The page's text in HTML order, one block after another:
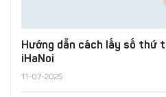
Hướng dẫn cách lấy số
iHaNoi
11-07-2025